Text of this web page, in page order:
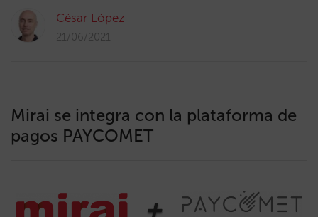
César López
21/06/2021
Mirai se integra con la plataforma de
pagos PAYCOMET